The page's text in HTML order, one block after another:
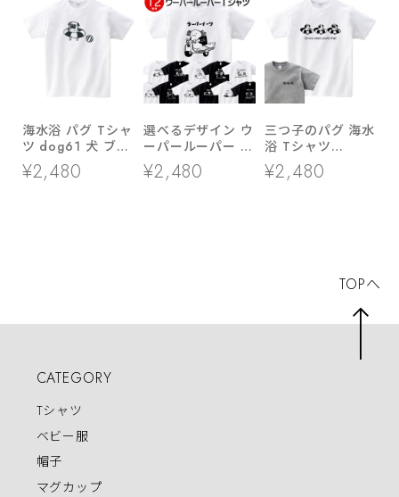
海水浴 パグ Tシャ
ツ dog61 犬 ブヒ
パグ 好き 服 ゆる
い イラスト
¥2,480
選べるデザイン ウ
ーパールーパー T
シャツ am99 両生
類 アニマル
¥2,480
三つ子のパグ 海水
浴 Tシャツ
dog86 海 夏休み
犬 ブヒ ゆるい 手
¥2,480
CATEGORY
Tシャツ
ベビー服
帽子
マグカップ
TOPへ